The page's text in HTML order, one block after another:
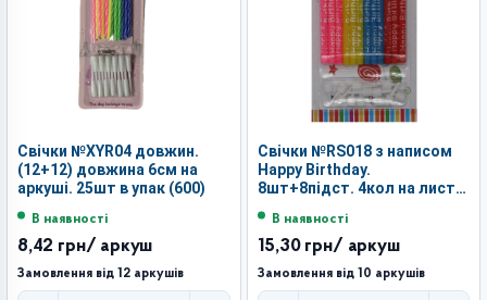
Свічки №XYR04 довжин.
(12+12) довжина 6см на
аркуші. 25шт в упак (600)
В наявності
8,42 грн/ аркуш
Замовлення від 12 аркушів
Свічки №RS018 з написом
Happy Birthday.
8шт+8підст. 4кол на листі
(576)В наявності
15,30 грн/ аркуш
Замовлення від 10 аркушів